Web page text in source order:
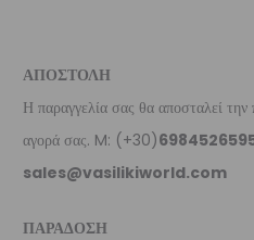
ΑΠΟΣΤΟΛΗ
Η παραγγελία σας θα αποσταλεί
αγορά σας. M: (+30)
sales@vasilikiworld.com
ΠΑΡΑΔΟΣΗ